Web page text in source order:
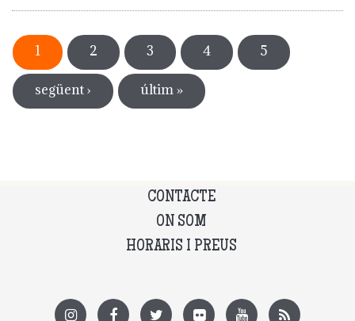
Pàgines
1 2 3 4 5
següent › últim »
CONTACTE
ON SOM
HORARIS I PREUS